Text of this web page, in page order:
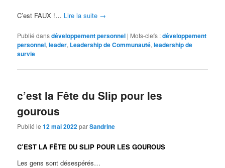
C’est FAUX !… Lire la suite →
Publié dansdéveloppement personnel | Mots-clefs :développement
personnel,leader, Leadership de Communauté,leadership de
survie
c’est la Fête du Slip pour les
gourous
Publié le12 mai 2022parSandrine
C’EST LA FÊTE DU SLIP POUR LES GOUROUS
Les gens sont désespérés…